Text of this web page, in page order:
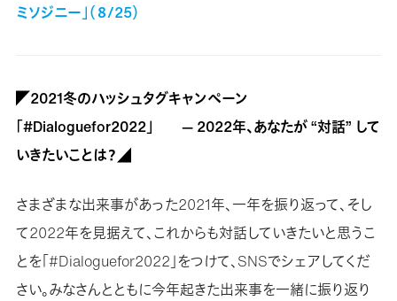
ミソジニー」（８/25）
◤2021冬のハッシュタグキャンペーン
「#Dialoguefor2022」 — 2022年、あなたが “対話” して
いきたいことは？◢
さまざまな出来事があった2021年、一年を振り返って、そし
て2022年を見据えて、これからも対話していきたいと思うこ
とを「#Dialoguefor2022」をつけて、SNSでシェアしてくだ
さい。みなさんとともに今年起きた出来事を一緒に振り返り